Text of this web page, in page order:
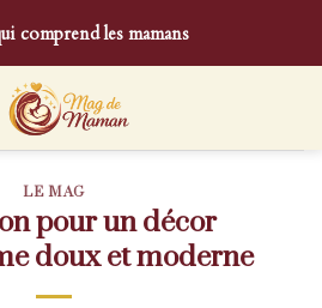
comprend les mamans
LE MAG
pour un décor
doux et moderne